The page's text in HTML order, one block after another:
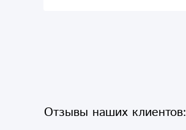
Отзывы наших клиентов: